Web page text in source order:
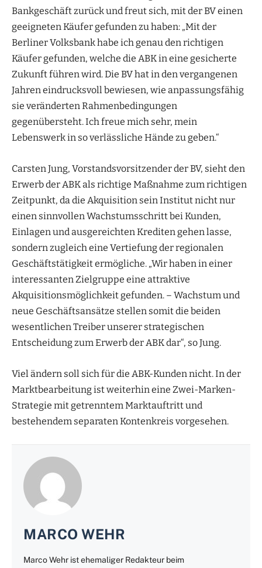
Bankgeschäft zurück und freut sich, mit der BV einen
geeigneten Käufer gefunden zu haben: „Mit der
Berliner Volksbank habe ich genau den richtigen
Käufer gefunden, welche die ABK in eine gesicherte
Zukunft führen wird. Die BV hat in den vergangenen
Jahren eindrucksvoll bewiesen, wie anpassungsfähig
sie veränderten Rahmenbedingungen
gegenübersteht. Ich freue mich sehr, mein
Lebenswerk in so verlässliche Hände zu geben.“
Carsten Jung, Vorstandsvorsitzender der BV, sieht den
Erwerb der ABK als richtige Maßnahme zum richtigen
Zeitpunkt, da die Akquisition sein Institut nicht nur
einen sinnvollen Wachstumsschritt bei Kunden,
Einlagen und ausgereichten Krediten gehen lasse,
sondern zugleich eine Vertiefung der regionalen
Geschäftstätigkeit ermögliche. „Wir haben in einer
interessanten Zielgruppe eine attraktive
Akquisitionsmöglichkeit gefunden. – Wachstum und
neue Geschäftsansätze stellen somit die beiden
wesentlichen Treiber unserer strategischen
Entscheidung zum Erwerb der ABK dar“, so Jung.
Viel ändern soll sich für die ABK-Kunden nicht. In der
Marktbearbeitung ist weiterhin eine Zwei-Marken-
Strategie mit getrenntem Marktauftritt und
bestehendem separaten Kontenkreis vorgesehen.
MARCO WEHR
Marco Wehr ist ehemaliger Redakteur beim